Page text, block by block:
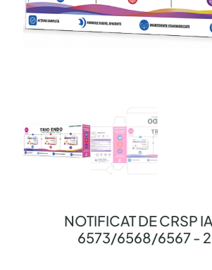
NOTIFICAT DE CRSP
6573/6568/6567 -